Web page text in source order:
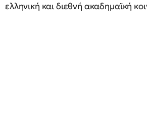
ελληνική και διεθνή ακαδημαϊκή